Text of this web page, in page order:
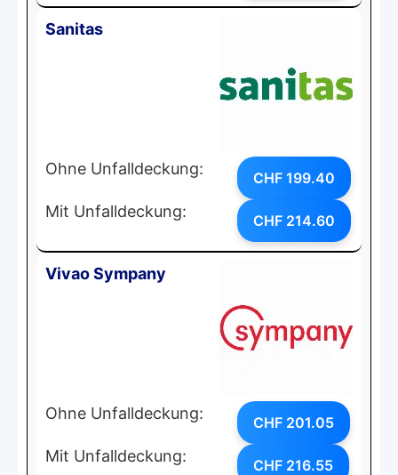
Sanitas
Ohne Unfalldeckung: CHF 199.40
Mit Unfalldeckung: CHF 214.60
Vivao Sympany
Ohne Unfalldeckung: CHF 201.05
Mit Unfalldeckung: CHF 216.55